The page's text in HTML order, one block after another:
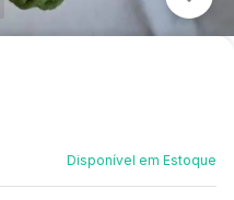
Disponível em Estoque